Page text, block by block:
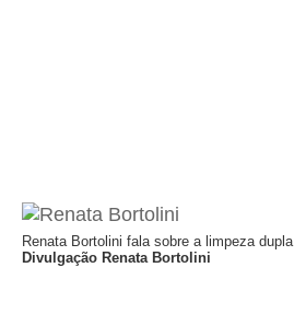
Renata Bortolini fala sobre a limpeza dupla
Divulgação Renata Bortolini